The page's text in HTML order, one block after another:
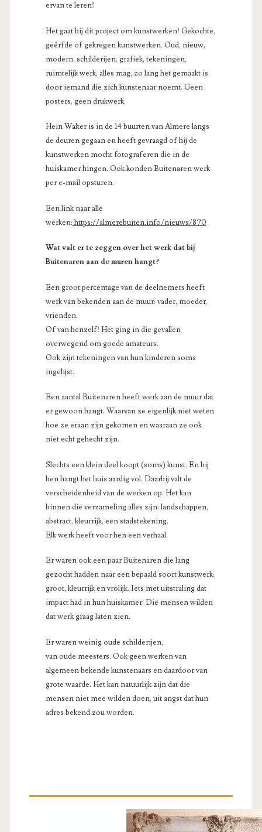
ervan te leren!
Het gaat bij dit project om kunstwerken! Gekochte,
geërfde of gekregen kunstwerken. Oud, nieuw,
modern, schilderijen, grafiek, tekeningen,
ruimtelijk werk, alles mag, zo lang het gemaakt is
door iemand die zich kunstenaar noemt. Geen
posters, geen drukwerk.
Hein Walter is in de 14 buurten van Almere langs
de deuren gegaan en heeft gevraagd of hij de
kunstwerken mocht fotograferen die in de
huiskamer hingen. Ook konden Buitenaren werk
per e-mail opsturen.
Een link naar alle
werken: https://almerebuiten.info/nieuws/870
Wat valt er te zeggen over het werk dat bij
Buitenaren aan de muren hangt?
Een groot percentage van de deelnemers heeft
werk van bekenden aan de muur: vader, moeder,
vrienden.
Of van henzelf! Het ging in die gevallen
overwegend om goede amateurs.
Ook zijn tekeningen van hun kinderen soms
ingelijst.
Een aantal Buitenaren heeft werk aan de muur dat
er gewoon hangt. Waarvan ze eigenlijk niet weten
hoe ze eraan zijn gekomen en waaraan ze ook
niet echt gehecht zijn.
Slechts een klein deel koopt (soms) kunst. En bij
hen hangt het huis aardig vol. Daarbij valt de
verscheidenheid van de werken op. Het kan
binnen die verzameling alles zijn: landschappen,
abstract, kleurrijk, een stadstekening.
Elk werk heeft voor hen een verhaal.
Er waren ook een paar Buitenaren die lang
gezocht hadden naar een bepaald soort kunstwerk:
groot, kleurrijk en vrolijk. Iets met uitstraling dat
impact had in hun huiskamer. Die mensen wilden
dat werk graag laten zien.
Er waren weinig oude schilderijen,
van oude meesters. Ook geen werken van
algemeen bekende kunstenaars en daardoor van
grote waarde. Het kan natuurlijk zijn dat die
mensen niet mee wilden doen, uit angst dat hun
adres bekend zou worden.